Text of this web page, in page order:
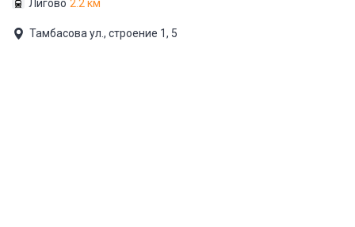
Лигово 2.2 км
Тамбасова ул., строение 1, 5